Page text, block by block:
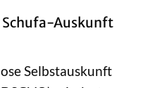
Schufa-Auskunft
Selbstauskunft